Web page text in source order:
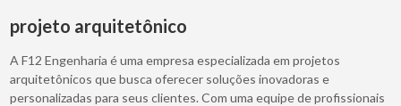
projeto arquitetônico
A F12 Engenharia é uma empresa especializada em projetos
arquitetônicos que busca oferecer soluções inovadoras e
personalizadas para seus clientes. Com uma equipe de profissionais